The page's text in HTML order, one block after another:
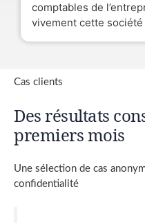
comptables de
vivement cette société
Cas clients
Des résultats
premiers mois
Une sélection de cas
confidentialité